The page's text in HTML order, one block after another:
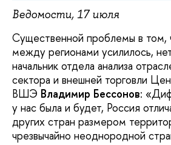
Ведомости, 17 июля
Существенной проблемы в том,
между регионами усилилось,
начальник отдела анализа
сектора и внешней торговли
ВШЭ Владимир Бессонов:
у нас была и будет, Россия
других стран размером
чрезвычайно неоднородной